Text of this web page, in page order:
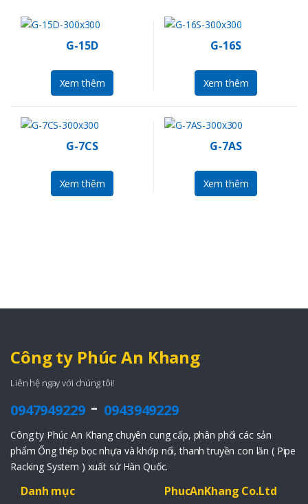
G-15D
Xem thêm
G-16S
Xem thêm
G-7CS
Xem thêm
G-7AS
Xem thêm
Công ty Phúc An Khang
Liên hệ ngay với chúng tôi!
0947949229- 0943949229
Công ty Phúc An Khang chuyên cung cấp, phân phối các sản
phẩm Ống thép bọc nhựa và khớp nối, thanh truyền con lăn ( Pipe
Racking System ) xuất sứ Hàn Quốc.
Danh mục PhucAnKhang Co.Ltd